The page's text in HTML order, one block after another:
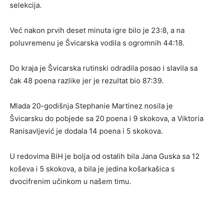
selekcija.
Već nakon prvih deset minuta igre bilo je 23:8, a na
poluvremenu je Švicarska vodila s ogromnih 44:18.
Do kraja je Švicarska rutinski odradila posao i slavila sa
čak 48 poena razlike jer je rezultat bio 87:39.
Mlada 20-godišnja Stephanie Martinez nosila je
Švicarsku do pobjede sa 20 poena i 9 skokova, a Viktoria
Ranisavljević je dodala 14 poena i 5 skokova.
U redovima BiH je bolja od ostalih bila Jana Guska sa 12
koševa i 5 skokova, a bila je jedina košarkašica s
dvocifrenim učinkom u našem timu.